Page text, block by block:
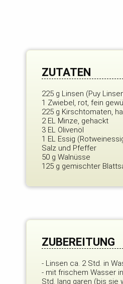
ZUTATEN
225 g Linsen (Puy
1 Zwiebel, rot, fein
225 g Kirschtomaten,
2 EL Minze, gehackt
3 EL Olivenöl
1 EL Essig
Salz und Pfeffer
50 g Walnüsse
125 g gemischter
ZUBEREITUNG
- Linsen ca. 2 Std. in
- mit frischem Wasser
Std. lang garen (bis sie